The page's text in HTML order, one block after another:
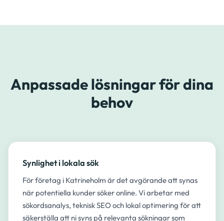
Anpassade lösningar för dina
behov
Synlighet i lokala sök
För företag i Katrineholm är det avgörande att synas
när potentiella kunder söker online. Vi arbetar med
sökordsanalys, teknisk SEO och lokal optimering för att
säkerställa att ni syns på relevanta sökningar som